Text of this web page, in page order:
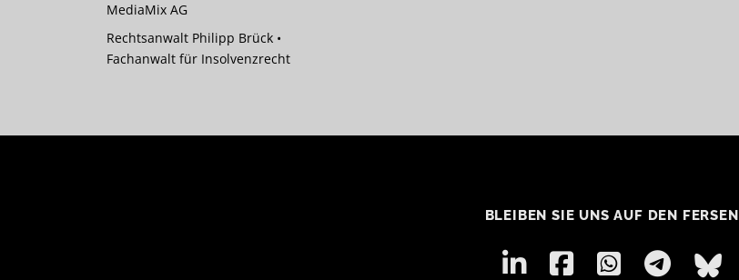
MediaMix AG
Rechtsanwalt Philipp Brück •
Fachanwalt für Insolvenzrecht
BLEIBEN SIE UNS AUF DEN FERSEN